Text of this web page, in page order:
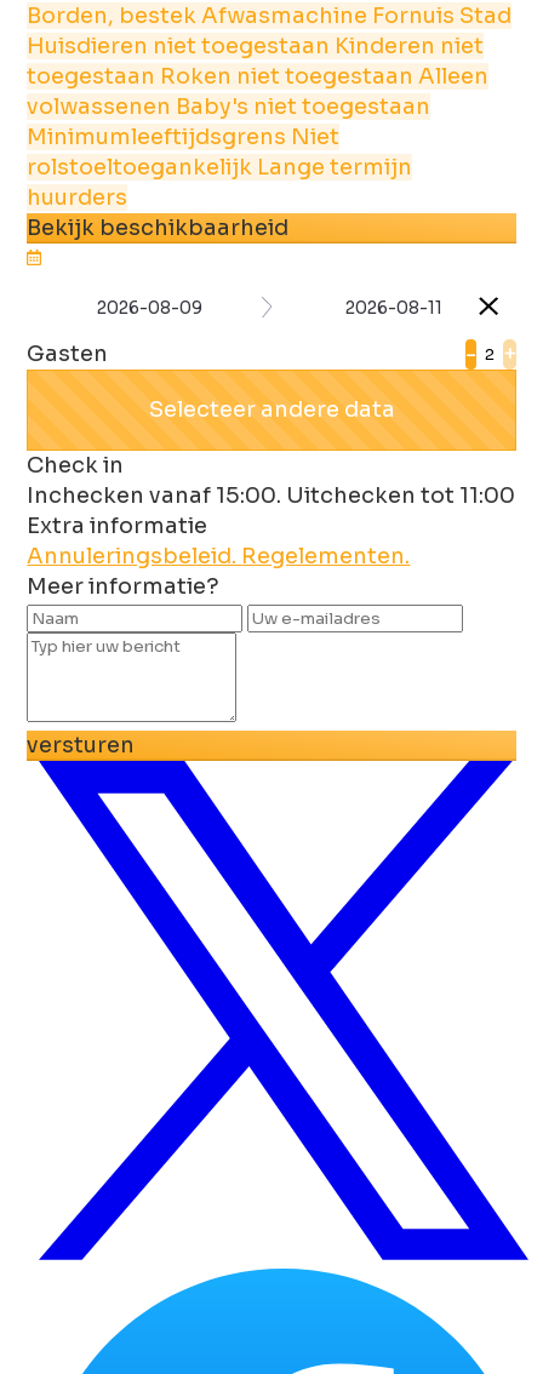
Borden, bestekAfwasmachine Fornuis Stad
Huisdieren niet toegestaan Kinderen niet
toegestaan Roken niet toegestaanAlleen
volwassenen Baby's niet toegestaan
Minimumleeftijdsgrens Niet
rolstoeltoegankelijk Lange termijn
huurders
Bekijk beschikbaarheid
2026-08-09 2026-08-11
Gasten - +
Selecteer andere data
Check in
Inchecken vanaf 15:00. Uitchecken tot 11:00
Extra informatie
Annuleringsbeleid. Regelementen.
Meer informatie?
versturen